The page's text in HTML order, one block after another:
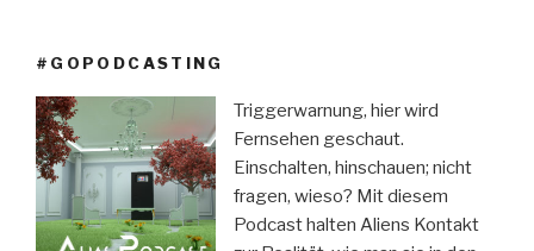
#GOPODCASTING
Triggerwarnung, hier wird
Fernsehen geschaut.
Einschalten, hinschauen; nicht
fragen, wieso? Mit diesem
Podcast halten Aliens Kontakt